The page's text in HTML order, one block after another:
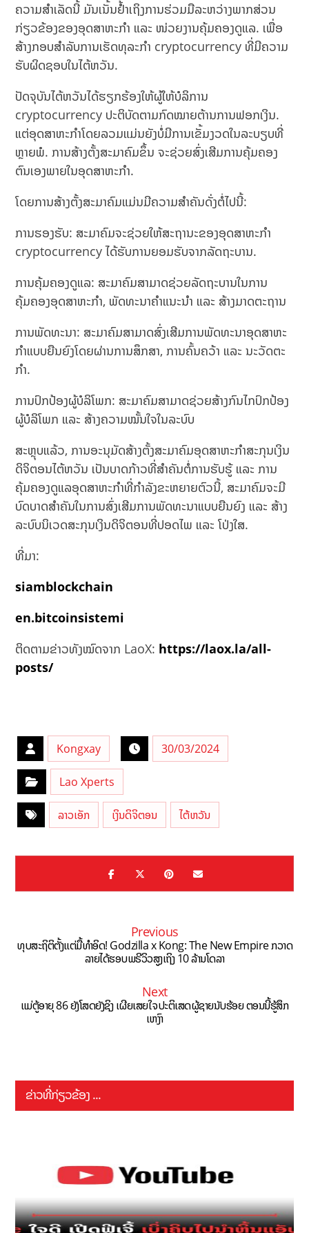
ຄວາມສໍາເລັດນີ້ ມັນເນັ້ນຢ້ຳເຖິງການຮ່ວມມືລະຫວ່າງພາກສ່ວນ
ກ່ຽວຂ້ອງຂອງອຸດສາຫະກໍາ ແລະ ໜ່ວຍງານຄຸ້ມຄອງດູແລ. ເພື່ອ
ສ້າງກອບສໍາລັບການເຮັດທຸລະກໍາ cryptocurrency ທີ່ມີຄວາມ
ຮັບຜິດຊອບໃນໄຕ້ຫວັນ.
ປັດຈຸບັນໄຕ້ຫວັນໄດ້ຮຽກຮ້ອງໃຫ້ຜູ້ໃຫ້ບໍລິການ
cryptocurrency ປະຕິບັດຕາມກົດໝາຍຕ້ານການຟອກເງິນ.
ແຕ່ອຸດສາຫະກໍາໂດຍລວມແມ່ນຍັງບໍ່ມີການເຂັ້ມງວດໃນລະບຽບທີ່
ຫຼາຍພໍ. ການສ້າງຕັ້ງສະມາຄົມຂຶ້ນ ຈະຊ່ວຍສົ່ງເສີມການຄຸ້ມຄອງ
ຕົນເອງພາຍໃນອຸດສາຫະກໍາ.
ໂດຍການສ້າງຕັ້ງສະມາຄົມແມ່ນມີຄວາມສໍາຄັນດັ່ງຕໍ່ໄປນີ້:
ການຮອງຮັບ: ສະມາຄົມຈະຊ່ວຍໃຫ້ສະຖານະຂອງອຸດສາຫະກໍາ
cryptocurrency ໄດ້ຮັບການຍອມຮັບຈາກລັດຖະບານ.
ການຄຸ້ມຄອງດູແລ: ສະມາຄົມສາມາດຊ່ວຍລັດຖະບານໃນການ
ຄຸ້ມຄອງອຸດສາຫະກໍາ, ພັດທະນາຄໍາແນະນໍາ ແລະ ສ້າງມາດຕະຖານ
ການພັດທະນາ: ສະມາຄົມສາມາດສົ່ງເສີມການພັດທະນາອຸດສາຫະ
ກໍາແບບຍືນຍົງໂດຍຜ່ານການສຶກສາ, ການຄົ້ນຄວ້າ ແລະ ນະວັດຕະ
ກໍາ.
ການປົກປ້ອງຜູ້ບໍລິໂພກ: ສະມາຄົມສາມາດຊ່ວຍສ້າງກົນໄກປົກປ້ອງ
ຜູ້ບໍລິໂພກ ແລະ ສ້າງຄວາມໝັ້ນໃຈໃນລະບົບ
ສະຫຼຸບແລ້ວ, ການອະນຸມັດສ້າງຕັ້ງສະມາຄົມອຸດສາຫະກໍາສະກຸນເງິນ
ດິຈິຕອນໄຕ້ຫວັນ ເປັນບາດກ້າວທີ່ສໍາຄັນຕໍ່ການຮັບຮູ້ ແລະ ການ
ຄຸ້ມຄອງດູແລອຸດສາຫະກໍາທີ່ກຳລັງຂະຫຍາຍຕົວນີ້, ສະມາຄົມຈະມີ
ບົດບາດສໍາຄັນໃນການສົ່ງເສີມການພັດທະນາແບບຍືນຍົງ ແລະ ສ້າງ
ລະບົບນິເວດສະກຸນເງິນດິຈິຕອນທີ່ປອດໄພ ແລະ ໂປ່ງໃສ.
ທີ່ມາ:
siamblockchain
en.bitcoinsistemi
ຕິດຕາມຂ່າວທັງໝົດຈາກ LaoX: https://laox.la/all-
posts/
Kongxay 30/03/2024
Lao Xperts
ລາວເອັກ ເງິນດິຈິຕອນ ໄຕ້ຫວັນ
Previous
ທຸບສະຖິຕິຕັ້ງແຕ່ມື້ທຳອິດ! Godzilla x Kong: The New Empire ກວາດ
ລາຍໄດ້ຮອບພຣີວິວສູງເຖິງ 10 ລ້ານໂດລາ
Next
ແມ່ຕູ້ອາຍຸ 86 ຍັງໂສດຍັງຊິງ ເຜີຍເສຍໃຈປະຕິເສດຜູ້ຊາຍນັບຮ້ອຍ ຕອນນີ້ຮູ້ສຶກ
ເຫງົາ
ຂ່າວທີ່ກ່ຽວຂ້ອງ ...